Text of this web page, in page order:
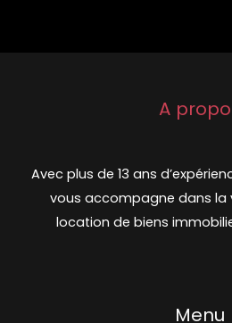
A
Avec plus de 13 ans
vous accompagne dans la
location de biens
Menu